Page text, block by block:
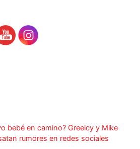
bebé en camino? Greeicy y Mike
rumores en redes sociales